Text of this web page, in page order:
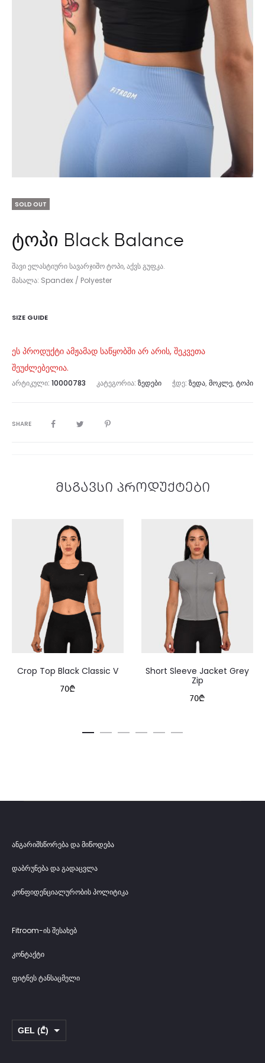
SOLD OUT
ტოპი Black Balance
შავი ელასტიური სავარჯიშო ტოპი, აქვს გუფკა.
მასალა: Spandex / Polyester
SIZE GUIDE
ეს პროდუქტი ამჟამად საწყობში არ არის, შეკვეთა
შეუძლებელია.
ᲐᲠᲢᲘᲙᲣᲚᲘ: 10000783 ᲙᲐᲢᲔᲒᲝᲠᲘᲐ: ᲖᲔᲓᲔᲑᲘ ᲭᲓᲔ: ᲖᲔᲓᲐ, ᲛᲝᲙᲚᲔ, ᲢᲝᲞᲘ
SHARE
მსგავსი პროდუქტები
Crop Top Black Classic V
70₾
Short Sleeve Jacket Grey
Zip
70₾
ანგარიშსწორება და მიწოდება
დაბრუნება და გადაცვლა
კონფიდენციალურობის პოლიტიკა
Fitroom-ის შესახებ
კონტაქტი
ფიტნეს ტანსაცმელი
GEL (₾)